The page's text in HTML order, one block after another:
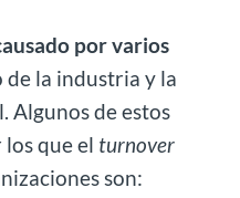
por varios
de la industria y la
Algunos de estos
que el turnover
son: